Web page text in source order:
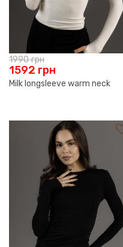
1990грн
1592 грн
Milk longsleeve warm neck